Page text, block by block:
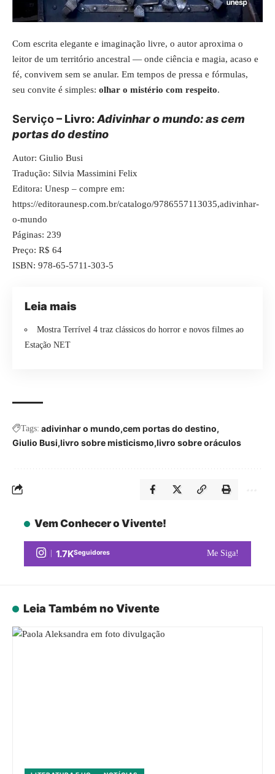
Com escrita elegante e imaginação livre, o autor aproxima o
leitor de um território ancestral — onde ciência e magia, acaso e
fé, convivem sem se anular. Em tempos de pressa e fórmulas,
seu convite é simples: olhar o mistério com respeito.
Serviço– Livro:Adivinhar o mundo: as cem
portas do destino
Autor: Giulio Busi
Tradução: Silvia Massimini Felix
Editora: Unesp – compre em:
https://editoraunesp.com.br/catalogo/9786557113035,adivinhar-
o-mundo
Páginas: 239
Preço: R$ 64
ISBN: 978-65-5711-303-5
Leia mais
Mostra Terrível 4 traz clássicos do horror e novos filmes ao
Estação NET
Tags: adivinhar o mundo cem portas do destino
Giulio Busi livro sobre misticismo livro sobre oráculos
Vem Conhecer o Vivente!
1.7KSeguidores Me Siga!
Leia Também no Vivente